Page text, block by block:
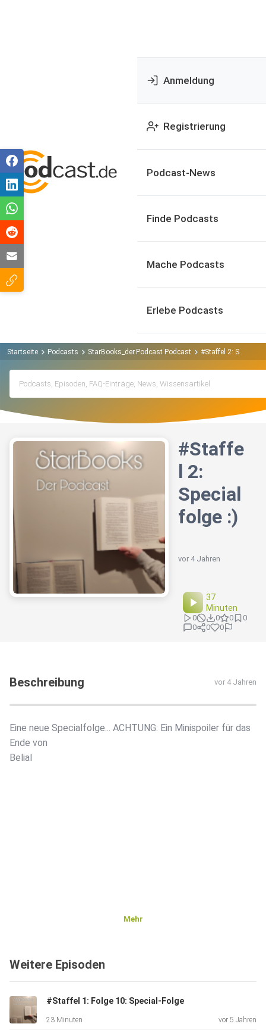
Anmeldung
Registrierung
Podcast-News
Finde Podcasts
Mache Podcasts
Erlebe Podcasts
Startseite Podcasts StarBooks_der.Podcast Podcast #Staffel 2:
#Staffe
l 2:
Special
folge :)
vor 4 Jahren
37
Minuten
0 0 0
0
0
0 0
Beschreibung vor 4 Jahren
Eine neue Specialfolge... ACHTUNG: Ein Minispoiler für das
Ende von
Belial
Mehr
Weitere Episoden
#Staffel 1: Folge 10: Special-Folge
23 Minuten vor 5 Jahren